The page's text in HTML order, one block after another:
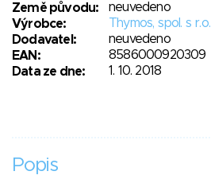
Země původu:
neuvedeno
Výrobce:
Thymos, spol. s r.o.
Dodavatel:
neuvedeno
EAN:
8586000920309
Data ze dne:
1. 10. 2018
Popis